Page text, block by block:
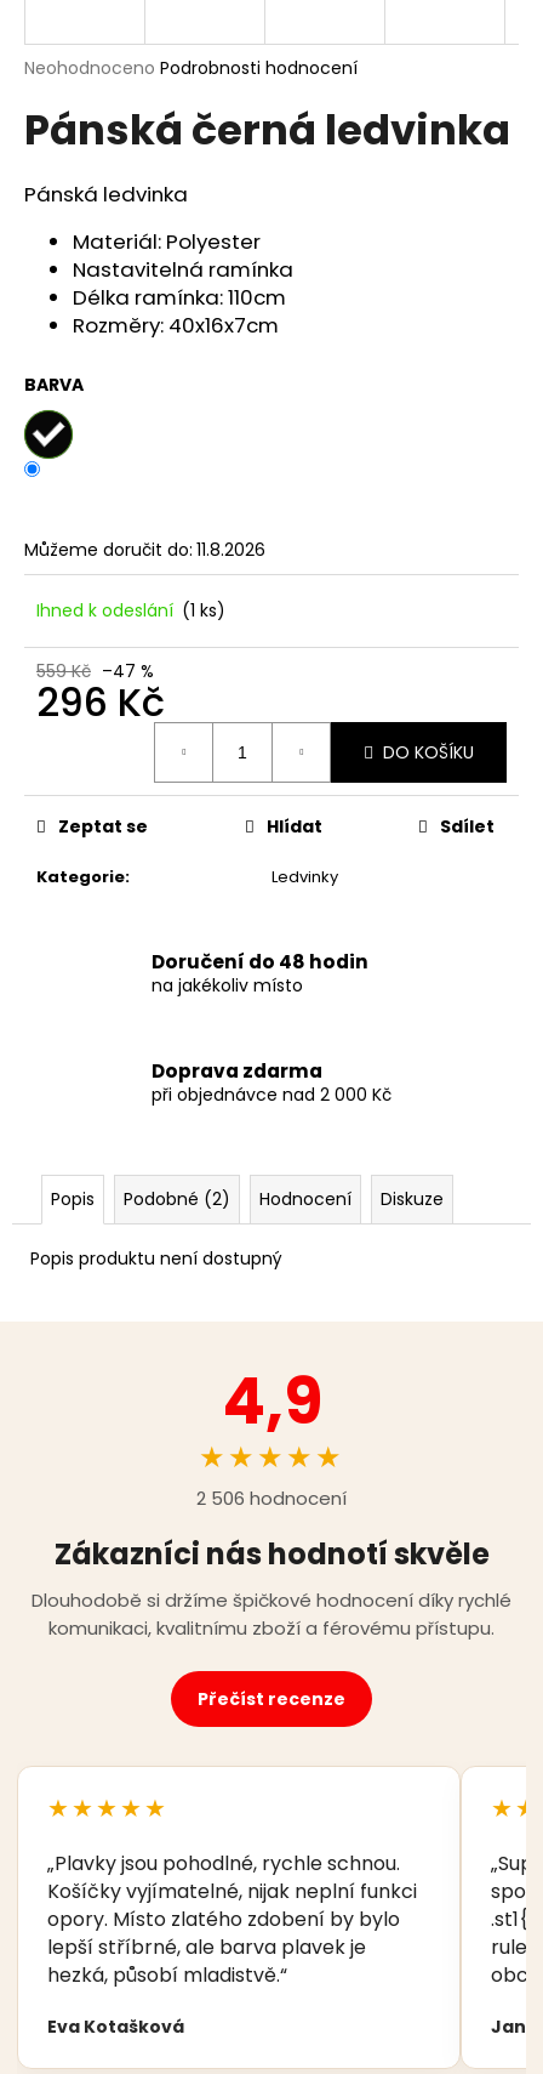
Průměrné
produktu
je
z
5
Neohodnoceno Podrobnosti hodnocení
Pánská černá ledvinka
Pánská ledvinka
Materiál: Polyester
Nastavitelná ramínka
Délka ramínka: 110cm
Rozměry: 40x16x7cm
BARVA
Můžeme doručit do: 11.8.2026
Ihned k odeslání (1 ks)
559 Kč –47 %
296 Kč
DO KOŠÍKU
Kategorie: Ledvinky
Zeptat se Hlídat Sdílet
Doručení do 48 hodin
na jakékoliv místo
Doprava zdarma
při objednávce nad 2 000 Kč
Popis Podobné (2) Hodnocení Diskuze
Popis produktu není dostupný
j
t
?
HLEDAT
D
o
p
o
č
u
e
m
e
LETNÍ
MINI
ŠATY
OZDOBNÝM
4,9
★★★★★
2 506 hodnocení
Zákazníci nás hodnotí skvěle
Dlouhodobě si držíme špičkové hodnocení díky rychlé
komunikaci, kvalitnímu zboží a férovému přístupu.
Přečíst recenze
★★★★★
„Plavky jsou pohodlné, rychle schnou.
Košíčky vyjímatelné, nijak neplní funkci
opory. Místo zlatého zdobení by bylo
lepší stříbrné, ale barva plavek je
hezká, působí mladistvě.“
Eva Kotašková Jana